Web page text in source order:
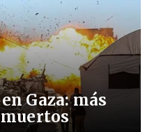
Gaza: más
muertos